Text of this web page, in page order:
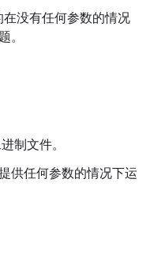
没有任何参数的情况
。
制文件。
供任何参数的情况下运